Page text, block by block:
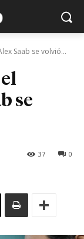
Saab se volvió...
se
0
37